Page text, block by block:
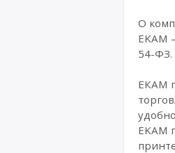
О
EKAM
54-ФЗ.
ЕКАМ
EKAM